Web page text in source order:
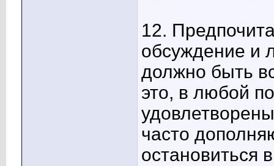
12.
обсуждение и
должно быть
это, в любой
часто
остановиться